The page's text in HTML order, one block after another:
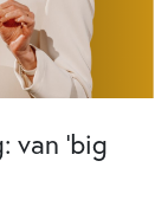
van ‘big